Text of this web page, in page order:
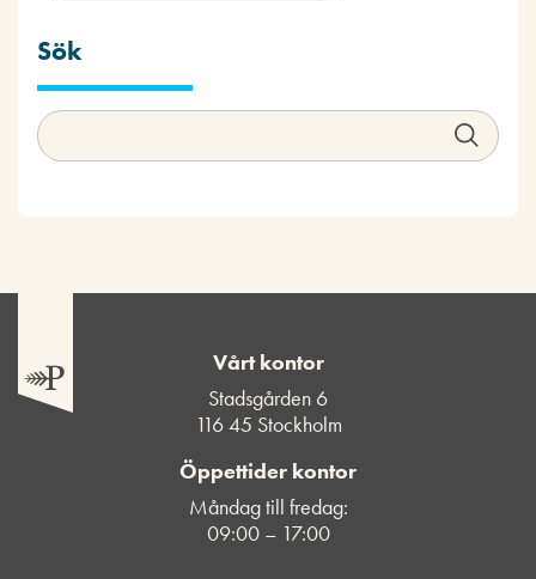
Sök
Vårt kontor
Stadsgården 6
116 45 Stockholm
Öppettider kontor
Måndag till fredag:
09:00 – 17:00